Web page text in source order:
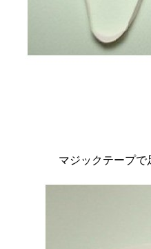
マジックテープ